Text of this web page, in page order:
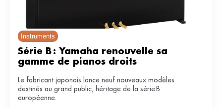
Instruments
Série B : Yamaha renouvelle sa
gamme de pianos droits
Le fabricant japonais lance neuf nouveaux modèles
destinés au grand public, héritage de la série B
européenne.